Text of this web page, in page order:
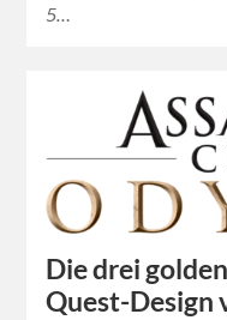
5…
Die drei
Quest-Design